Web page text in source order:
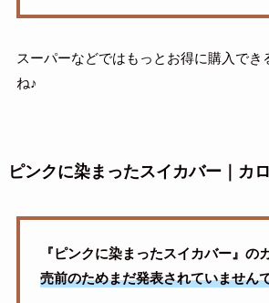
スーパーなどではもっとお得に購入でき
ね♪
ピンクに染まったスイカバー｜カ
『ピンクに染まったスイカバー』の
売前のためまだ発表されていません